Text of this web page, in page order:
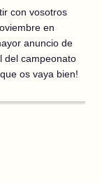
con vosotros
en
anuncio de
del campeonato
os vaya bien!